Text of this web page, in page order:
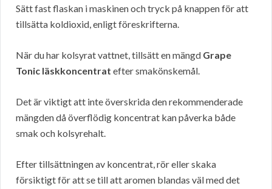
Sätt fast flaskan i maskinen och tryck på knappen för att
tillsätta koldioxid, enligt föreskrifterna.
När du har kolsyrat vattnet, tillsätt en mängd Grape
Tonic läskkoncentrat efter smakönskemål.
Det är viktigt att inte överskrida den rekommenderade
mängden då överflödig koncentrat kan påverka både
smak och kolsyrehalt.
Efter tillsättningen av koncentrat, rör eller skaka
försiktigt för att se till att aromen blandas väl med det